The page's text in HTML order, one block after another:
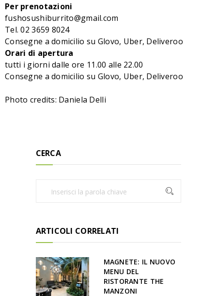
Per prenotazioni
fushosushiburrito@gmail.com
Tel. 02 3659 8024
Consegne a domicilio su Glovo, Uber, Deliveroo
Orari di apertura
tutti i giorni dalle ore 11.00 alle 22.00
Consegne a domicilio su Glovo, Uber, Deliveroo
Photo credits: Daniela Delli
CERCA
ARTICOLI CORRELATI
MAGNETE: IL NUOVO
MENU DEL
RISTORANTE THE
MANZONI